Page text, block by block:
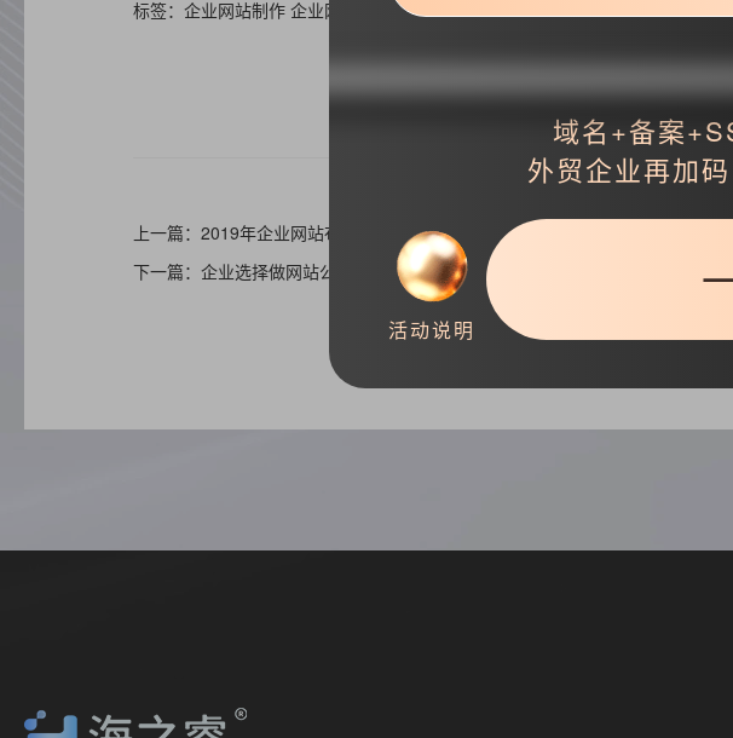
标签：企业网站制作 企业网站建设 高品质网站
上一篇：2019年企业网站布局设计三种流行方式
下一篇：企业选择做网站公司两大评判标准
活动说明
域名+备案
外贸企业再加